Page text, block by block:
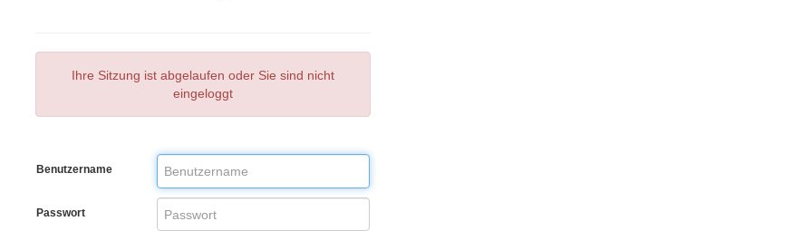
Ihre Sitzung ist abgelaufen oder Sie sind nicht
eingeloggt
Benutzername
Passwort